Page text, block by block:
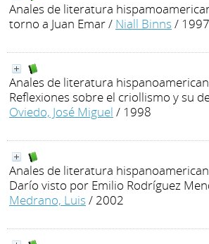
Anales de literatura
torno a Juan Emar/ Niall Binns / 1997
Anales de literatura
Reflexiones sobre el criollismo y su
Oviedo, José Miguel / 1998
Anales de literatura
Darío visto por Emilio Rodríguez
Medrano, Luis / 2002